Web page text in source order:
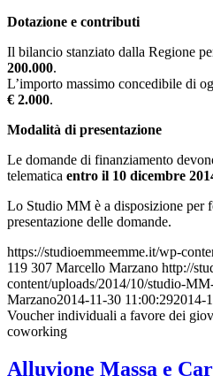
Dotazione e contributi
Il bilancio stanziato dalla Regione
200.000.
L’importo massimo concedibile di
€ 2.000.
Modalità di presentazione
Le domande di finanziamento
telematica entro il 10 dicembre
Lo Studio MM è a disposizione per
presentazione delle domande.
https://studioemmeemme.it/wp-
119 307 Marcello Marzano http://
content/uploads/2014/10/studio-
Marzano2014-11-30 11:00:292014-
Voucher individuali a favore dei
coworking
Alluvione Massa e